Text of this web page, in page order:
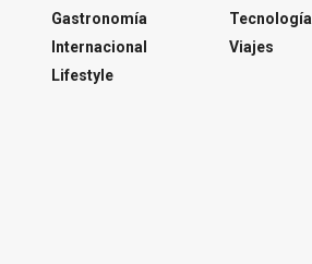
Gastronomía
Internacional
Lifestyle
Tecnología
Viajes